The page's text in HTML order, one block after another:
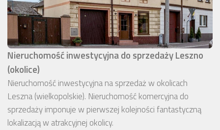
Nieruchomość inwestycyjna do sprzedaży Leszno
(okolice)
Nieruchomość inwestycyjna na sprzedaż w okolicach
Leszna (wielkopolskie). Nieruchomość komercyjna do
sprzedaży imponuje w pierwszej kolejności fantastyczną
lokalizacją w atrakcyjnej okolicy.